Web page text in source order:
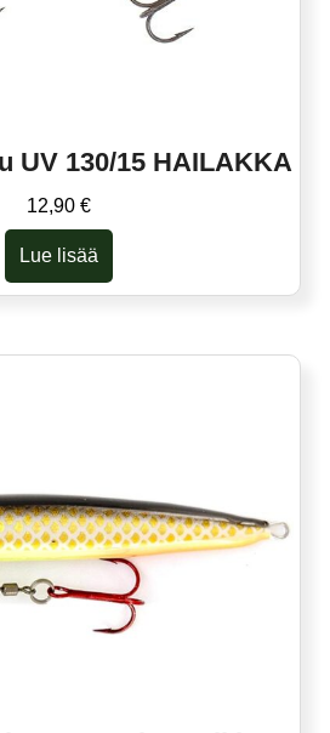
UV 130/15 HAILAKKA
12,90 €
Lue lisää